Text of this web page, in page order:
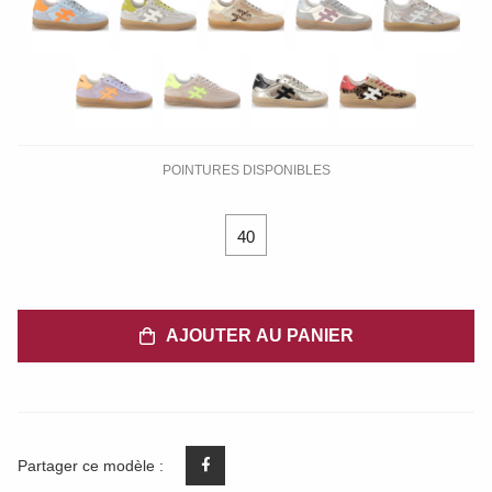
POINTURES DISPONIBLES
40
AJOUTER AU PANIER
Partager ce modèle :